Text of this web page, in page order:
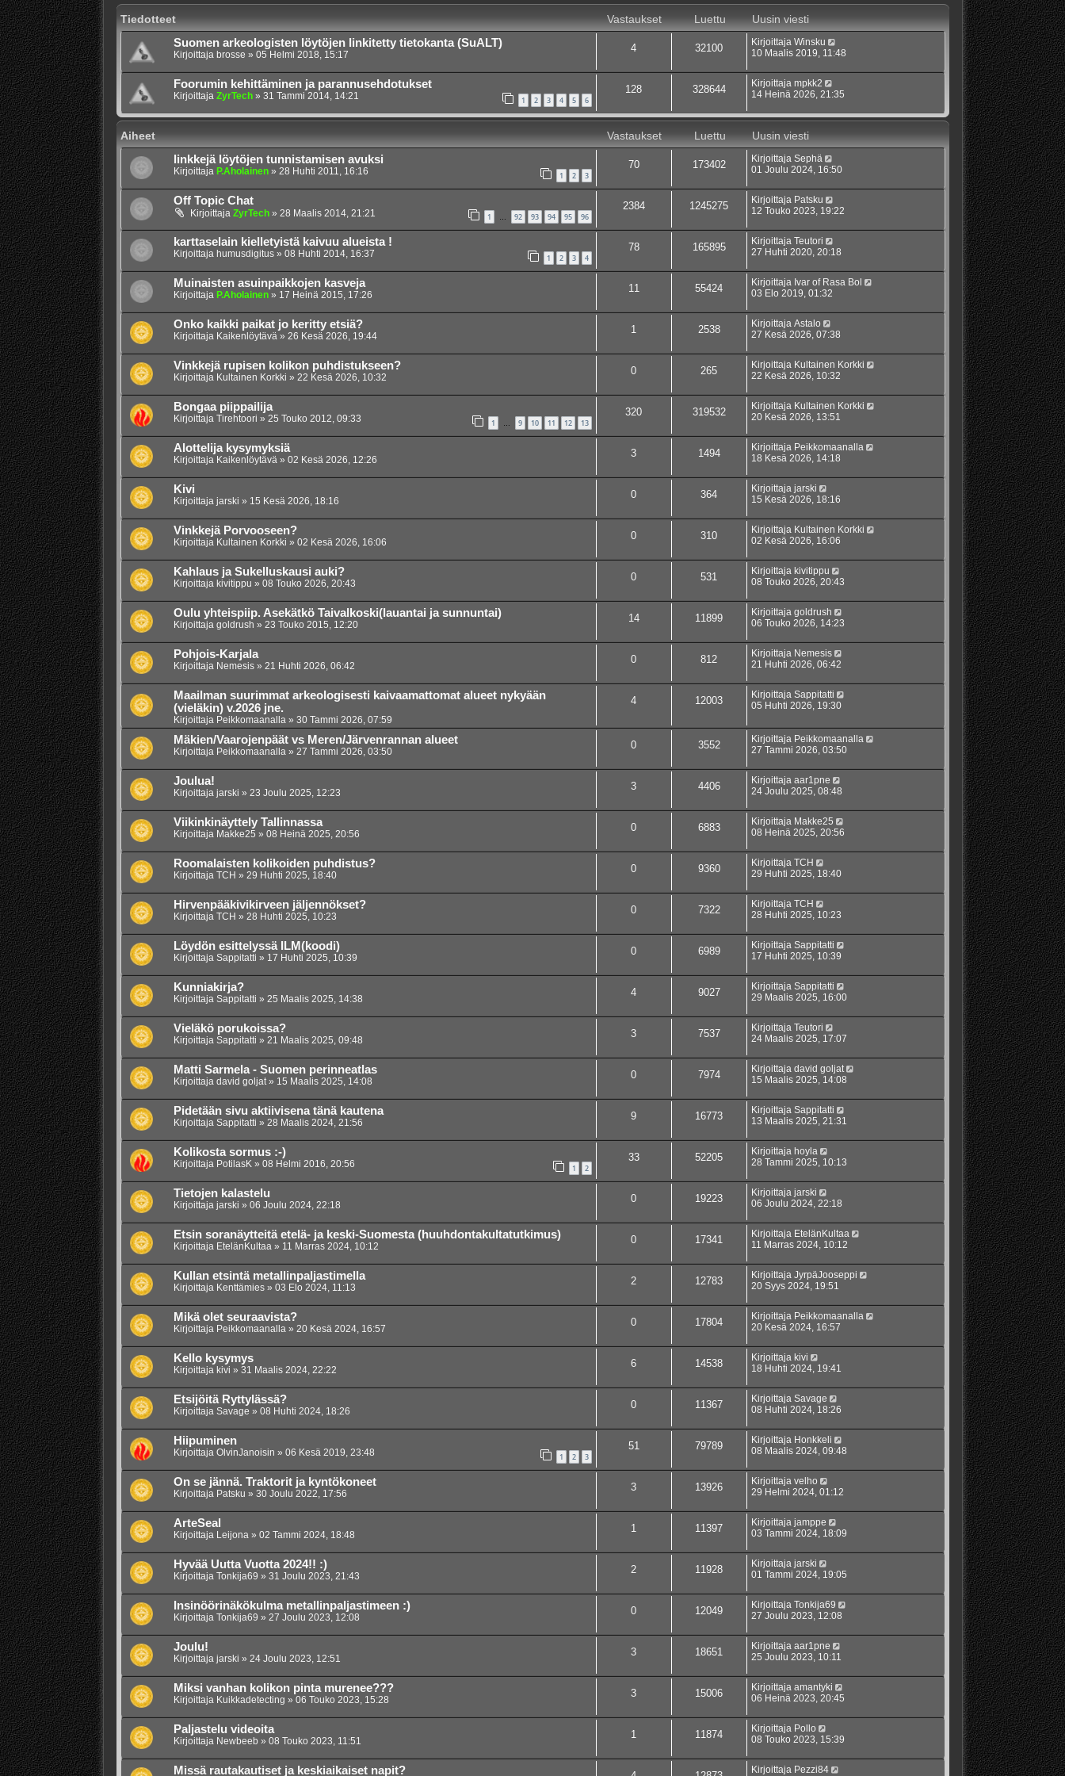
Tiedotteet Vastaukset Luettu
Uusin viesti
Suomen arkeologisten löytöjen linkitetty tietokanta (SuALT)
Kirjoittaja brosse » 05 Helmi 2018, 15:17
4 32100 Kirjoittaja Winsku
10 Maalis 2019, 11:48
Foorumin kehittäminen ja parannusehdotukset
Kirjoittaja ZyrTech» 31 Tammi 2014, 14:21 1 2 3 4 5 6
128 328644 Kirjoittaja mpkk2
14 Heinä 2026, 21:35
Aiheet Vastaukset Luettu
Uusin viesti
linkkejä löytöjen tunnistamisen avuksi
Kirjoittaja P.Aholainen» 28 Huhti 2011, 16:16 1 2 3
70 173402 Kirjoittaja Sephä
01 Joulu 2024, 16:50
Off Topic Chat
Kirjoittaja ZyrTech» 28 Maalis 2014, 21:21 1 … 92 93 94 95 96
2384 1245275 Kirjoittaja Patsku
12 Touko 2023, 19:22
karttaselain kielletyistä kaivuu alueista !
Kirjoittaja humusdigitus» 08 Huhti 2014, 16:37 1 2 3 4
78 165895 Kirjoittaja Teutori
27 Huhti 2020, 20:18
Muinaisten asuinpaikkojen kasveja
Kirjoittaja P.Aholainen» 17 Heinä 2015, 17:26
11 55424 Kirjoittaja Ivar of Rasa Bol
03 Elo 2019, 01:32
Onko kaikki paikat jo keritty etsiä?
Kirjoittaja Kaikenlöytävä» 26 Kesä 2026, 19:44
1 2538 Kirjoittaja Astalo
27 Kesä 2026, 07:38
Vinkkejä rupisen kolikon puhdistukseen?
Kirjoittaja Kultainen Korkki » 22 Kesä 2026, 10:32
0 265 Kirjoittaja Kultainen Korkki
22 Kesä 2026, 10:32
Bongaa piippailija
Kirjoittaja Tirehtoori » 25 Touko 2012, 09:33 1 … 9 10 11 12 13
320 319532 Kirjoittaja Kultainen Korkki
20 Kesä 2026, 13:51
Alottelija kysymyksiä
Kirjoittaja Kaikenlöytävä» 02 Kesä 2026, 12:26
3 1494 Kirjoittaja Peikkomaanalla
18 Kesä 2026, 14:18
Kivi
Kirjoittaja jarski » 15 Kesä 2026, 18:16
0 364 Kirjoittaja jarski
15 Kesä 2026, 18:16
Vinkkejä Porvooseen?
Kirjoittaja Kultainen Korkki » 02 Kesä 2026, 16:06
0 310 Kirjoittaja Kultainen Korkki
02 Kesä 2026, 16:06
Kahlaus ja Sukelluskausi auki?
Kirjoittaja kivitippu » 08 Touko 2026, 20:43
0 531 Kirjoittaja kivitippu
08 Touko 2026, 20:43
Oulu yhteispiip. Asekätkö Taivalkoski(lauantai ja sunnuntai)
Kirjoittaja goldrush » 23 Touko 2015, 12:20
14 11899 Kirjoittaja goldrush
06 Touko 2026, 14:23
Pohjois-Karjala
Kirjoittaja Nemesis» 21 Huhti 2026, 06:42
0 812 Kirjoittaja Nemesis
21 Huhti 2026, 06:42
Maailman suurimmat arkeologisesti kaivaamattomat alueet nykyään
(vieläkin) v.2026 jne.
Kirjoittaja Peikkomaanalla» 30 Tammi 2026, 07:59
4 12003 Kirjoittaja Sappitatti
05 Huhti 2026, 19:30
Mäkien/Vaarojenpäät vs Meren/Järvenrannan alueet
Kirjoittaja Peikkomaanalla» 27 Tammi 2026, 03:50
0 3552 Kirjoittaja Peikkomaanalla
27 Tammi 2026, 03:50
Joulua!
Kirjoittaja jarski » 23 Joulu 2025, 12:23
3 4406 Kirjoittaja aar1pne
24 Joulu 2025, 08:48
Viikinkinäyttely Tallinnassa
Kirjoittaja Makke25 » 08 Heinä 2025, 20:56
0 6883 Kirjoittaja Makke25
08 Heinä 2025, 20:56
Roomalaisten kolikoiden puhdistus?
Kirjoittaja TCH » 29 Huhti 2025, 18:40
0 9360 Kirjoittaja TCH
29 Huhti 2025, 18:40
Hirvenpääkivikirveen jäljennökset?
Kirjoittaja TCH » 28 Huhti 2025, 10:23
0 7322 Kirjoittaja TCH
28 Huhti 2025, 10:23
Löydön esittelyssä ILM(koodi)
Kirjoittaja Sappitatti » 17 Huhti 2025, 10:39
0 6989 Kirjoittaja Sappitatti
17 Huhti 2025, 10:39
Kunniakirja?
Kirjoittaja Sappitatti » 25 Maalis 2025, 14:38
4 9027 Kirjoittaja Sappitatti
29 Maalis 2025, 16:00
Vieläkö porukoissa?
Kirjoittaja Sappitatti » 21 Maalis 2025, 09:48
3 7537 Kirjoittaja Teutori
24 Maalis 2025, 17:07
Matti Sarmela - Suomen perinneatlas
Kirjoittaja david goljat» 15 Maalis 2025, 14:08
0 7974 Kirjoittaja david goljat
15 Maalis 2025, 14:08
Pidetään sivu aktiivisena tänä kautena
Kirjoittaja Sappitatti » 28 Maalis 2024, 21:56
9 16773 Kirjoittaja Sappitatti
13 Maalis 2025, 21:31
Kolikosta sormus :-)
Kirjoittaja PotilasK» 08 Helmi 2016, 20:56 1 2
33 52205 Kirjoittaja hoyla
28 Tammi 2025, 10:13
Tietojen kalastelu
Kirjoittaja jarski » 06 Joulu 2024, 22:18
0 19223 Kirjoittaja jarski
06 Joulu 2024, 22:18
Etsin soranäytteitä etelä- ja keski-Suomesta (huuhdontakultatutkimus)
Kirjoittaja EtelänKultaa» 11 Marras 2024, 10:12
0 17341 Kirjoittaja EtelänKultaa
11 Marras 2024, 10:12
Kullan etsintä metallinpaljastimella
Kirjoittaja Kenttämies» 03 Elo 2024, 11:13
2 12783 Kirjoittaja JyrpäJooseppi
20 Syys 2024, 19:51
Mikä olet seuraavista?
Kirjoittaja Peikkomaanalla» 20 Kesä 2024, 16:57
0 17804 Kirjoittaja Peikkomaanalla
20 Kesä 2024, 16:57
Kello kysymys
Kirjoittaja kivi » 31 Maalis 2024, 22:22
6 14538 Kirjoittaja kivi
18 Huhti 2024, 19:41
Etsijöitä Ryttylässä?
Kirjoittaja Savage » 08 Huhti 2024, 18:26
0 11367 Kirjoittaja Savage
08 Huhti 2024, 18:26
Hiipuminen
Kirjoittaja OlvinJanoisin » 06 Kesä 2019, 23:48 1 2 3
51 79789 Kirjoittaja Honkkeli
08 Maalis 2024, 09:48
On se jännä. Traktorit ja kyntökoneet
Kirjoittaja Patsku » 30 Joulu 2022, 17:56
3 13926 Kirjoittaja velho
29 Helmi 2024, 01:12
ArteSeal
Kirjoittaja Leijona» 02 Tammi 2024, 18:48
1 11397 Kirjoittaja jamppe
03 Tammi 2024, 18:09
Hyvää Uutta Vuotta 2024!! :)
Kirjoittaja Tonkija69 » 31 Joulu 2023, 21:43
2 11928 Kirjoittaja jarski
01 Tammi 2024, 19:05
Insinöörinäkökulma metallinpaljastimeen :)
Kirjoittaja Tonkija69 » 27 Joulu 2023, 12:08
0 12049 Kirjoittaja Tonkija69
27 Joulu 2023, 12:08
Joulu!
Kirjoittaja jarski » 24 Joulu 2023, 12:51
3 18651 Kirjoittaja aar1pne
25 Joulu 2023, 10:11
Miksi vanhan kolikon pinta murenee???
Kirjoittaja Kuikkadetecting » 06 Touko 2023, 15:28
3 15006 Kirjoittaja amantyki
06 Heinä 2023, 20:45
Paljastelu videoita
Kirjoittaja Newbeeb » 08 Touko 2023, 11:51
1 11874 Kirjoittaja Pollo
08 Touko 2023, 15:39
Missä rautakautiset ja keskiaikaiset napit? Kirjoittaja Pezzi84